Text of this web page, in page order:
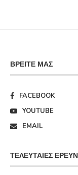
ΒΡΕΊΤΕ ΜΑΣ
FACEBOOK
YOUTUBE
EMAIL
ΤΕΛΕΥΤΑΊΕΣ